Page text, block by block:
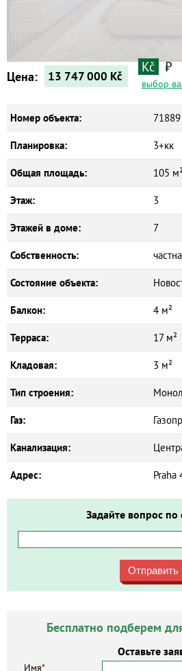
Цена: 13 747 000 Kč
Kč ₽
выбор
Номер объекта: 71889
Планировка: 3+кк
Общая площадь: 105 м²
Этаж: 3
Этажей в доме: 7
Собственность:
Состояние объекта:
Балкон: 4 м²
Терраса: 17 м²
Кладовая: 3 м²
Тип строения:
Газ:
Канализация:
Адрес: Praha
Задайте вопрос по
Отправить
Бесплатно подберем
Оставьте
Имя*